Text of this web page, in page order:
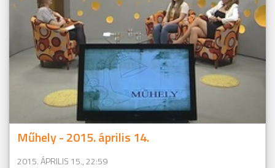
Műhely - 2015. április 14.
2015. ÁPRILIS 15., 22:59